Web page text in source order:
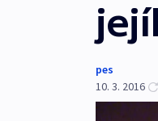
pes
10. 3. 2016